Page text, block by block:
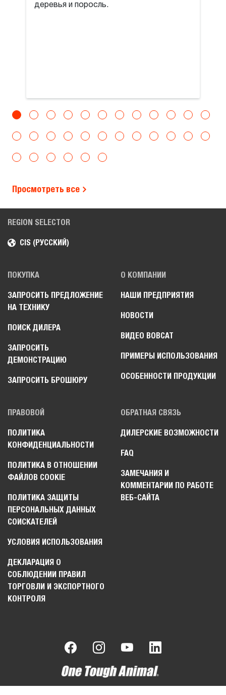
деревья и поросль.
Просмотреть все
REGION SELECTOR
CIS (РУССКИЙ)
ПОКУПКА
ЗАПРОСИТЬ ПРЕДЛОЖЕНИЕ
НА ТЕХНИКУ
ПОИСК ДИЛЕРА
ЗАПРОСИТЬ
ДЕМОНСТРАЦИЮ
ЗАПРОСИТЬ БРОШЮРУ
О КОМПАНИИ
НАШИ ПРЕДПРИЯТИЯ
НОВОСТИ
ВИДЕО BOBCAT
ПРИМЕРЫ ИСПОЛЬЗОВАНИЯ
ОСОБЕННОСТИ ПРОДУКЦИИ
ПРАВОВОЙ
ПОЛИТИКА
КОНФИДЕНЦИАЛЬНОСТИ
ПОЛИТИКА В ОТНОШЕНИИ
ФАЙЛОВ COOKIE
ПОЛИТИКА ЗАЩИТЫ
ПЕРСОНАЛЬНЫХ ДАННЫХ
СОИСКАТЕЛЕЙ
УСЛОВИЯ ИСПОЛЬЗОВАНИЯ
ДЕКЛАРАЦИЯ О
СОБЛЮДЕНИИ ПРАВИЛ
ТОРГОВЛИ И ЭКСПОРТНОГО
КОНТРОЛЯ
ОБРАТНАЯ СВЯЗЬ
ДИЛЕРСКИЕ ВОЗМОЖНОСТИ
FAQ
ЗАМЕЧАНИЯ И
КОММЕНТАРИИ ПО РАБОТЕ
ВЕБ-САЙТА